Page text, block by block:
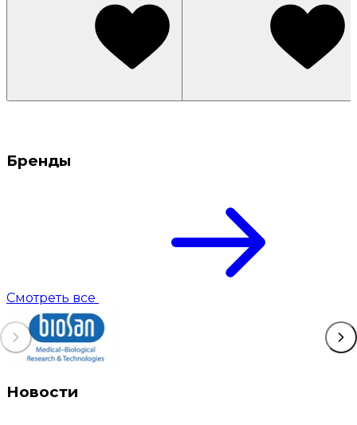
Бренды
Смотреть все
Новости